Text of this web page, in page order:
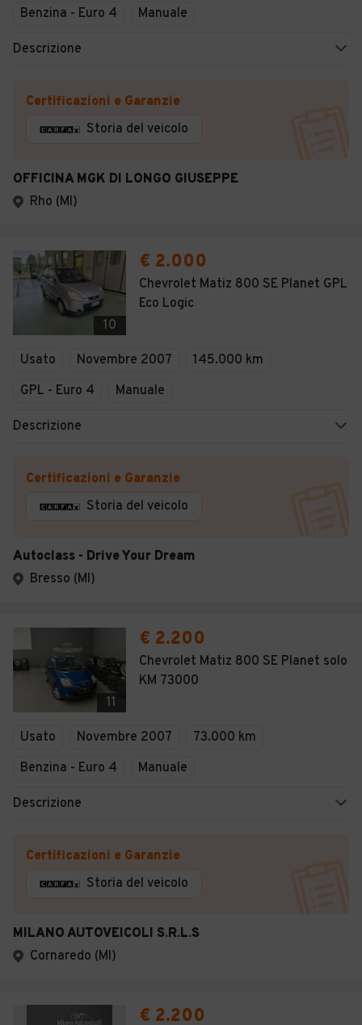
Benzina - Euro 4 Manuale
Descrizione
Certificazioni e Garanzie
Storia del veicolo
OFFICINA MGK DI LONGO GIUSEPPE
Rho (MI)
10
€ 2.000
Chevrolet Matiz 800 SE Planet GPL
Eco Logic
Usato Novembre 2007
145.000 km
GPL - Euro 4
Manuale
Descrizione
Certificazioni e Garanzie
Storia del veicolo
Autoclass - Drive Your Dream
Bresso (MI)
11
€ 2.200
Chevrolet Matiz 800 SE Planet solo
KM 73000
Usato Novembre 2007
73.000 km
Benzina - Euro 4
Manuale
Descrizione
Certificazioni e Garanzie
Storia del veicolo
MILANO AUTOVEICOLI S.R.L.S
Cornaredo (MI)
€ 2.200